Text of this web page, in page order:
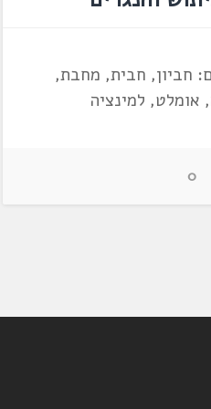
חביון, חבית, מחבת,
אומלט, למינציה
0